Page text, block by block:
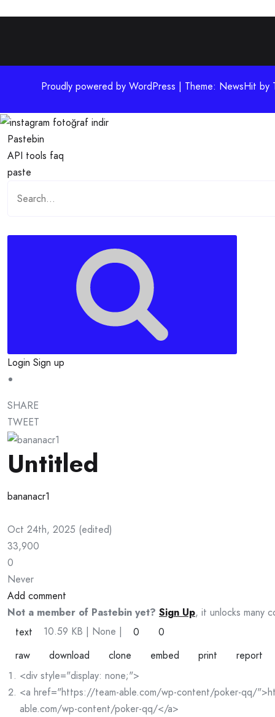
Proudly powered by WordPress | Theme: NewsHit by
Pastebin
API tools faq
paste
Login Sign up
SHARE
TWEET
Untitled
bananacr1
Oct 24th, 2025 (edited)
33,900
0
Never
Add comment
Not a member of Pastebin yet? Sign Up, it unlocks many
text
10.59 KB | None | 0
0
raw
download clone embed print
report
<div style="display: none;">
<a href="https://team-able.com/wp-content/poker-qq/
able.com/wp-content/poker-qq/</a>